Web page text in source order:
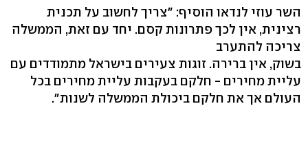
השר עוזי לנדאו הוסיף: "צריך לחשוב על תכנית
רצינית, אין לכך פתרונות קסם. יחד עם זאת, הממשלה
צריכה להתערב
בשוק, אין ברירה. זוגות צעירים בישראל מתמודדים עם
עליית מחירים - חלקם בעקבות עליית מחירים בכל
העולם אך את חלקם ביכולת הממשלה לשנות".